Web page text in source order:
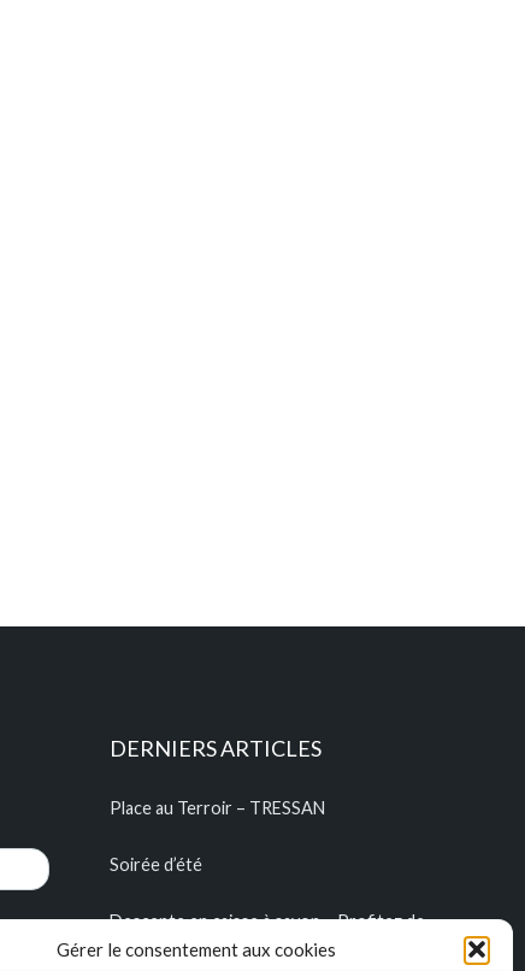
Gérer le consentement aux cookies
DERNIERS ARTICLES
Place au Terroir – TRESSAN
Soirée d’été
Descente en caisse à savon – Profitez de
l’été pour construire vos caisses à savon !!!